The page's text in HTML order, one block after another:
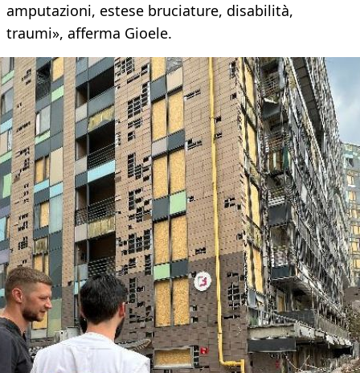
amputazioni, estese bruciature, disabilità,
traumi», afferma Gioele.